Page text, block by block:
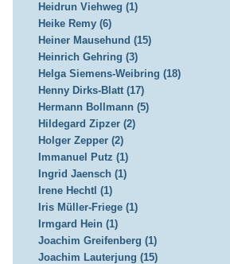
Heidrun Viehweg (1)
Heike Remy (6)
Heiner Mausehund (15)
Heinrich Gehring (3)
Helga Siemens-Weibring (18)
Henny Dirks-Blatt (17)
Hermann Bollmann (5)
Hildegard Zipzer (2)
Holger Zepper (2)
Immanuel Putz (1)
Ingrid Jaensch (1)
Irene Hechtl (1)
Iris Müller-Friege (1)
Irmgard Hein (1)
Joachim Greifenberg (1)
Joachim Lauterjung (15)